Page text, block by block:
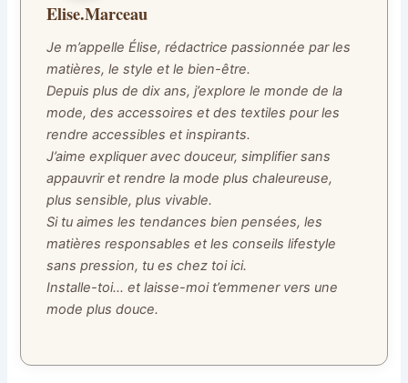
Elise.Marceau
Je m’appelle Élise, rédactrice passionnée par les
matières, le style et le bien-être.
Depuis plus de dix ans, j’explore le monde de la
mode, des accessoires et des textiles pour les
rendre accessibles et inspirants.
J’aime expliquer avec douceur, simplifier sans
appauvrir et rendre la mode plus chaleureuse,
plus sensible, plus vivable.
Si tu aimes les tendances bien pensées, les
matières responsables et les conseils lifestyle
sans pression, tu es chez toi ici.
Installe-toi… et laisse-moi t’emmener vers une
mode plus douce.